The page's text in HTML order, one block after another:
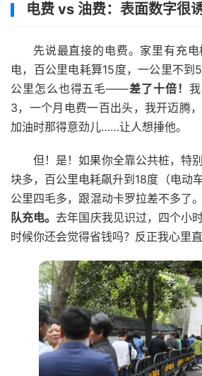
电费 vs 油费：表面数字很
先说最直接的电费。家里有充
电，百公里电耗算15度，一公里不到
公里怎么也得五毛——差了十倍！
3，一个月电费一百出头，我开迈腾
加油时那得意劲儿……让人想捶他。
但！是！如果你全靠公共桩，特
块多，百公里电耗飙升到18度（电动
公里四毛多，跟混动卡罗拉差不多了。
队充电。去年国庆我见识过，四个小
时候你还会觉得省钱吗？反正我心里直